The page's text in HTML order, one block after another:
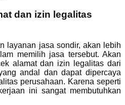
dan izin legalitas
layanan jasa sondir, akan lebih
memilih jasa tersebut. Akan
alamat dan izin legalitas dari
andal dan dapat dipercaya
perusahaan. Karena seperti
ini sangat membutuhkan